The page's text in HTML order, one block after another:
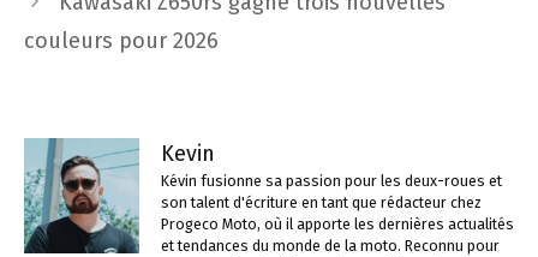
couleurs pour 2026
Kevin
Kévin fusionne sa passion pour les deux-roues et
son talent d'écriture en tant que rédacteur chez
Progeco Moto, où il apporte les dernières actualités
et tendances du monde de la moto. Reconnu pour